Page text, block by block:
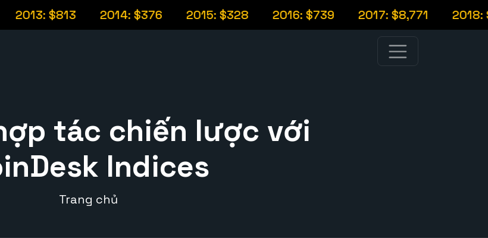
$813 2014: $376 2015: $328 2016: $739 2017: $8,771 2018:
tác chiến lược với
Indices
Trang chủ